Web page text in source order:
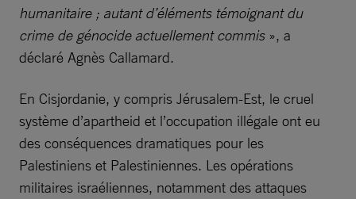
humanitaire ; autant d’éléments témoignant du
crime de génocide actuellement commis», a
déclaré Agnès Callamard.
En Cisjordanie, y compris Jérusalem-Est, le cruel
système d’apartheid et l’occupation illégale ont eu
des conséquences dramatiques pour les
Palestiniens et Palestiniennes. Les opérations
militaires israéliennes, notamment des attaques